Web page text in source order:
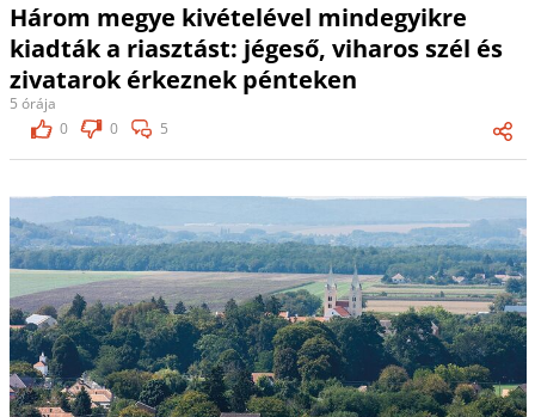
Három megye kivételével mindegyikre
kiadták a riasztást: jégeső, viharos szél és
zivatarok érkeznek pénteken
5 órája
0
0 5